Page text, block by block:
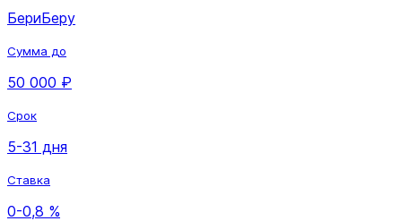
БериБеру
Сумма до
50 000 ₽
Срок
5-31 дня
Ставка
0-0,8 %